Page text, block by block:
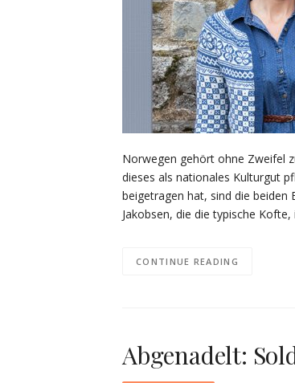
Norwegen gehört ohne Zweifel
dieses als nationales Kulturgut
beigetragen hat, sind die beiden
Jakobsen, die die typische
CONTINUE READING
Abgenadelt: